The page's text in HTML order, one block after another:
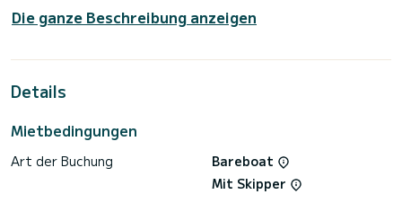
Das Boot verfügt über 5 voll ausgestattete Kabinen und
bietet Platz für 13 Personen. Mit einer Gesamtlänge von 15
außergewöhnlichen Urlaub auf dem Wasser in der Umgebung
auf die Schaltfläche „Angebot anfordern“. Ein SamBoat-
Die ganze Beschreibung anzeigen
Details
Mietbedingungen
Art der Buchung
Bareboat
Mit Skipper